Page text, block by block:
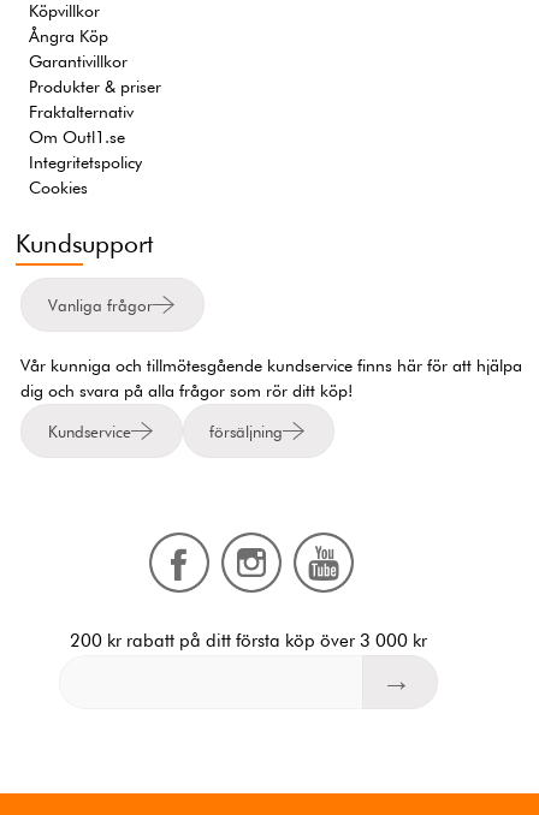
Köpvillkor
Ångra Köp
Garantivillkor
Produkter & priser
Fraktalternativ
Om Outl1.se
Integritetspolicy
Cookies
Kundsupport
Vanliga frågor
Vår kunniga och tillmötesgående kundservice finns här för att hjälpa
dig och svara på alla frågor som rör ditt köp!
Kundservice försäljning
200 kr rabatt på ditt första köp över 3 000 kr